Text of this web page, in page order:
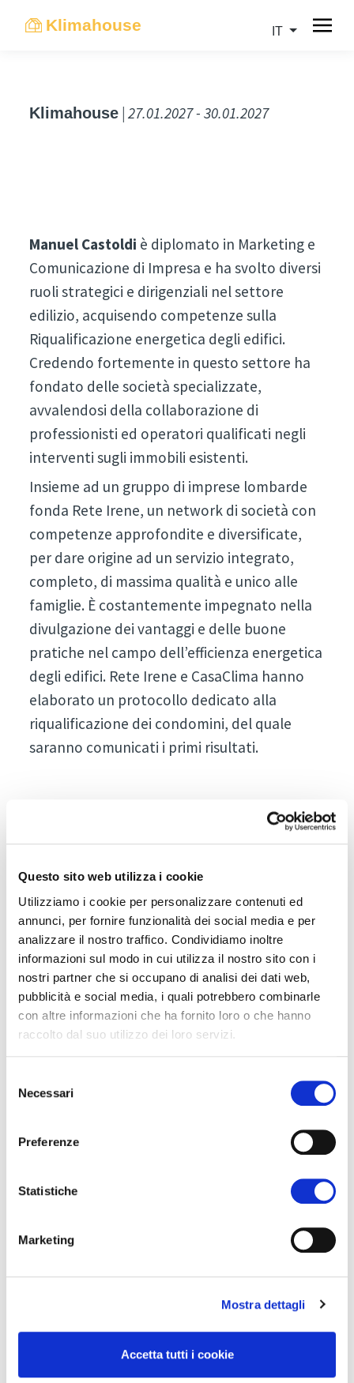
Questo sito web utilizza i cookie
Utilizziamo i cookie per personalizzare contenuti ed
annunci, per fornire funzionalità dei social media e per
analizzare il nostro traffico. Condividiamo inoltre
informazioni sul modo in cui utilizza il nostro sito con i
nostri partner che si occupano di analisi dei dati web,
pubblicità e social media, i quali potrebbero combinarle
con altre informazioni che ha fornito loro o che hanno
raccolto dal suo utilizzo dei loro servizi.
delNecessari
Preferenze
Statistiche
Marketing
Mostra dettagli
Accetta tutti i cookie
Klimahouse IT
Klimahouse | 27.01.2027 - 30.01.2027
Manuel Castoldi è diplomato in Marketing e
Comunicazione di Impresa e ha svolto diversi
ruoli strategici e dirigenziali nel settore
edilizio, acquisendo competenze sulla
Riqualificazione energetica degli edifici.
Credendo fortemente in questo settore ha
fondato delle società specializzate,
avvalendosi della collaborazione di
professionisti ed operatori qualificati negli
interventi sugli immobili esistenti.
Insieme ad un gruppo di imprese lombarde
fonda Rete Irene, un network di società con
competenze approfondite e diversificate,
per dare origine ad un servizio integrato,
completo, di massima qualità e unico alle
famiglie. È costantemente impegnato nella
divulgazione dei vantaggi e delle buone
pratiche nel campo dell’efficienza energetica
degli edifici. Rete Irene e CasaClima hanno
elaborato un protocollo dedicato alla
riqualificazione dei condomini, del quale
saranno comunicati i primi risultati.
I vincitori 2026
I vincitori 2024
I vincitori 2023
Contattaci
Elenco espositori
Catalogo prodotti
Klimahouse [R]evolution
Diventa espositore
DE